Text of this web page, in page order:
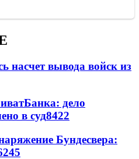
насчет вывода войск из
дело
в суд8422
Бундесвера: